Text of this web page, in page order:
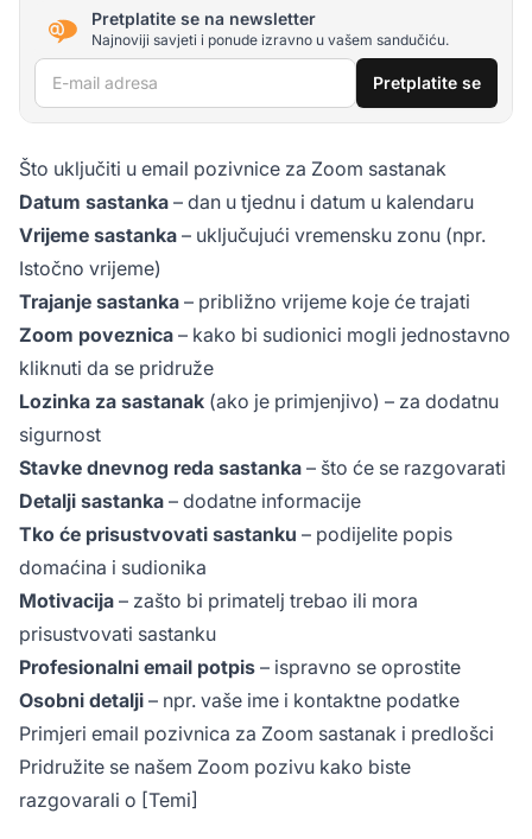
Pretplatite se na newsletter
Najnoviji savjeti i ponude izravno u vašem sandučiću.
E-mail adresa Pretplatite se
Što uključiti u email pozivnice za Zoom sastanak
Datum sastanka – dan u tjednu i datum u kalendaru
Vrijeme sastanka – uključujući vremensku zonu (npr.
Istočno vrijeme)
Trajanje sastanka – približno vrijeme koje će trajati
Zoom poveznica – kako bi sudionici mogli jednostavno
kliknuti da se pridruže
Lozinka za sastanak (ako je primjenjivo) – za dodatnu
sigurnost
Stavke dnevnog reda sastanka – što će se razgovarati
Detalji sastanka – dodatne informacije
Tko će prisustvovati sastanku – podijelite popis
domaćina i sudionika
Motivacija – zašto bi primatelj trebao ili mora
prisustvovati sastanku
Profesionalni email potpis – ispravno se oprostite
Osobni detalji – npr. vaše ime i kontaktne podatke
Primjeri email pozivnica za Zoom sastanak i predlošci
Pridružite se našem Zoom pozivu kako biste
razgovarali o [Temi]